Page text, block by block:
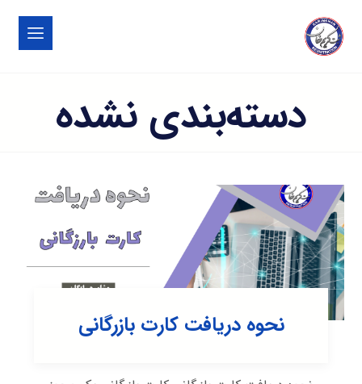
دسته‌بندی نشده
نحوه دریافت کارت بازرگانی